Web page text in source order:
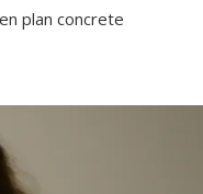
plan concrete